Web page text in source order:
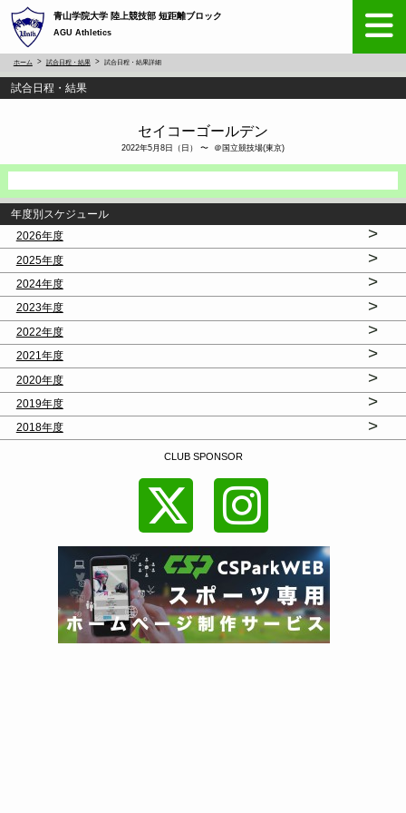
青山学院大学 陸上競技部 短距離ブロック
AGU Athletics
ホーム 試合日程・結果 試合日程・結果詳細
試合日程・結果
セイコーゴールデン
2022年5月8日（日） 〜 ＠国立競技場(東京)
年度別スケジュール
2026年度
>
2025年度 >
2024年度 >
2023年度 >
2022年度 >
2021年度 >
2020年度 >
2019年度 >
2018年度 >
CLUB SPONSOR